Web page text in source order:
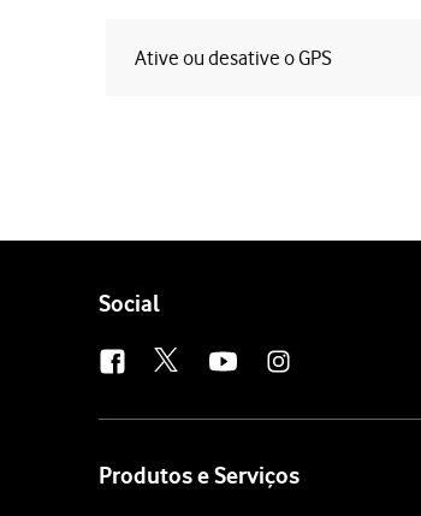
Ative ou desative o GPS
Follow
Social
Produtos e Serviços